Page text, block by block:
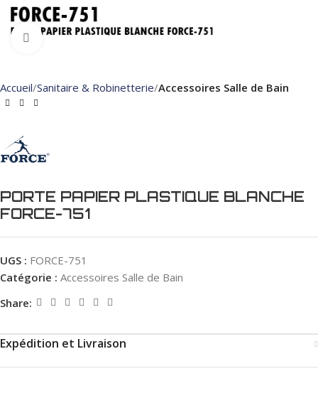
Click to enlarge
Accueil Sanitaire & Robinetterie Accessoires Salle de Bain
PORTE PAPIER PLASTIQUE BLANCHE
FORCE-751
UGS : FORCE-751
Catégorie : Accessoires Salle de Bain
Share:
Expédition et Livraison